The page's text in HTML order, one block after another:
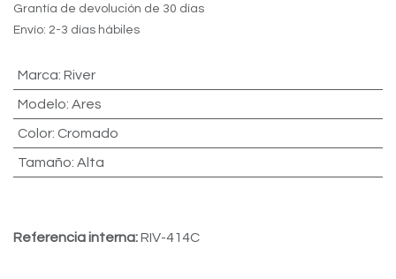
Grantía de devolución de 30 días
Envío: 2-3 días hábiles
Marca: River
Modelo: Ares
Color: Cromado
Tamaño: Alta
Referencia interna:RIV-414C